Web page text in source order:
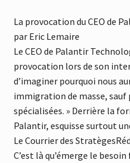
La provocation du CEO de
par Eric Lemaire
Le CEO de Palantir
provocation lors de son
d’imaginer pourquoi nous
immigration de masse, sauf
spécialisées. » Derrière la
Palantir, esquisse surtout
Le Courrier des Stratèges
C’est là qu’émerge le